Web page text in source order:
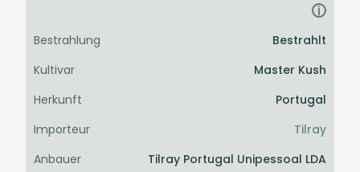
i
Bestrahlung
Bestrahlt
Kultivar
Master Kush
Herkunft
Portugal
Importeur
Tilray
Anbauer
Tilray Portugal Unipessoal LDA